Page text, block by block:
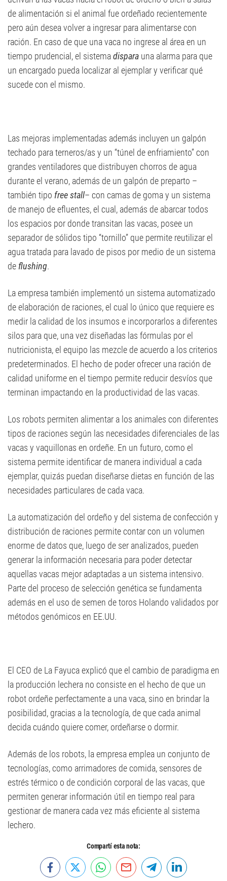
de alimentación si el animal fue ordeñado recientemente
pero aún desea volver a ingresar para alimentarse con
ración. En caso de que una vaca no ingrese al área en un
tiempo prudencial, el sistemadispara una alarma para que
un encargado pueda localizar al ejemplar y verificar qué
sucede con el mismo.
Las mejoras implementadas además incluyen un galpón
techado para terneros/as y un “túnel de enfriamiento” con
grandes ventiladores que distribuyen chorros de agua
durante el verano, además de un galpón de preparto –
también tipo free stall– con camas de goma y un sistema
de manejo de efluentes, el cual, además de abarcar todos
los espacios por donde transitan las vacas, posee un
separador de sólidos tipo “tornillo” que permite reutilizar el
agua tratada para lavado de pisos por medio de un sistema
de flushing.
La empresa también implementó un sistema automatizado
de elaboración de raciones, el cual lo único que requiere es
medir la calidad de los insumos e incorporarlos a diferentes
silos para que, una vez diseñadas las fórmulas por el
nutricionista, el equipo las mezcle de acuerdo a los criterios
predeterminados. El hecho de poder ofrecer una ración de
calidad uniforme en el tiempo permite reducir desvíos que
terminan impactando en la productividad de las vacas.
Los robots permiten alimentar a los animales con diferentes
tipos de raciones según las necesidades diferenciales de las
vacas y vaquillonas en ordeñe. En un futuro, como el
sistema permite identificar de manera individual a cada
ejemplar, quizás puedan diseñarse dietas en función de las
necesidades particulares de cada vaca.
La automatización del ordeño y del sistema de confección y
distribución de raciones permite contar con un volumen
enorme de datos que, luego de ser analizados, pueden
generar la información necesaria para poder detectar
aquellas vacas mejor adaptadas a un sistema intensivo.
Parte del proceso de selección genética se fundamenta
además en el uso de semen de toros Holando validados por
métodos genómicos en EE.UU.
El CEO de La Fayuca explicó que el cambio de paradigma en
la producción lechera no consiste en el hecho de que un
robot ordeñe perfectamente a una vaca, sino en brindar la
posibilidad, gracias a la tecnología, de que cada animal
decida cuándo quiere comer, ordeñarse o dormir.
Además de los robots, la empresa emplea un conjunto de
tecnologías, como arrimadores de comida, sensores de
estrés térmico o de condición corporal de las vacas, que
permiten generar información útil en tiempo real para
gestionar de manera cada vez más eficiente al sistema
lechero.
Compartí esta nota: